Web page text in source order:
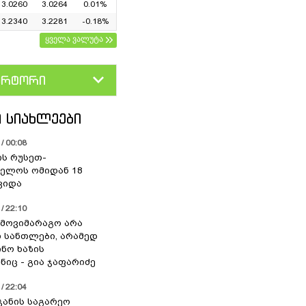
3.0260 3.0264
0.01%
3.2340 3.2281
-0.18%
ყველა ვალუტა
00:08
რუსეთ-
ომიდან 18
22:10
არა
არამედ
ხაზის
- გია ჯაფარიძე
22:04
საგარეო